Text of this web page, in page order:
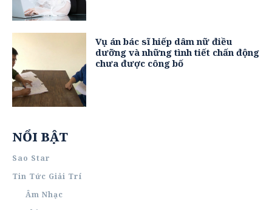
Vụ án bác sĩ hiếp dâm nữ điều
dưỡng và những tình tiết chấn động
chưa được công bố
NỔI BẬT
Sao Star
Tin Tức Giải Trí
Âm Nhạc